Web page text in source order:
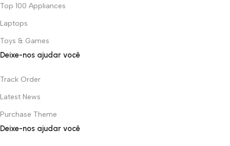
Top 100 Appliances
Laptops
Toys & Games
Deixe-nos ajudar você
Track Order
Latest News
Purchase Theme
Deixe-nos ajudar você